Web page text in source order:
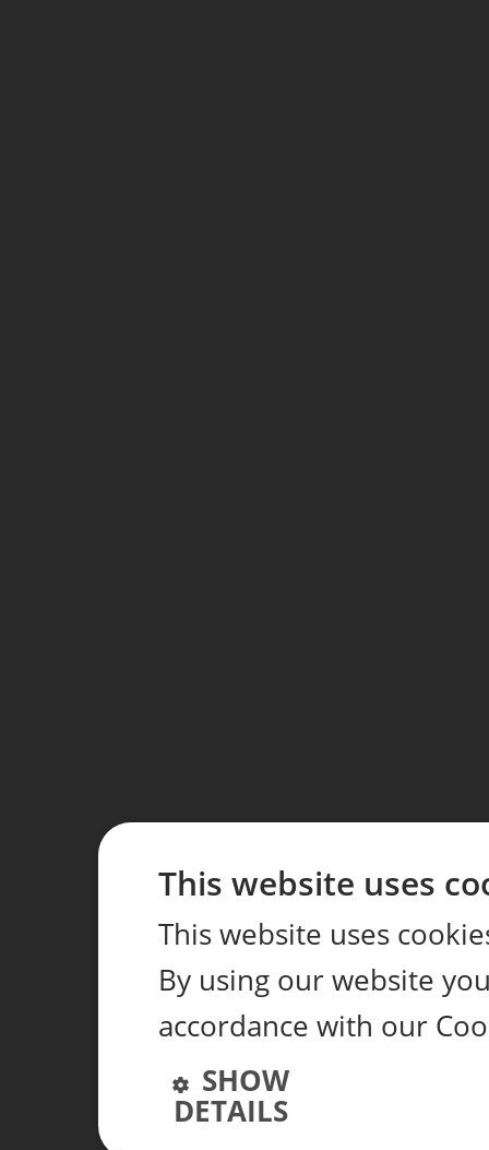
This website uses
This website uses
By using our website
accordance with our
SHOW
DETAILS